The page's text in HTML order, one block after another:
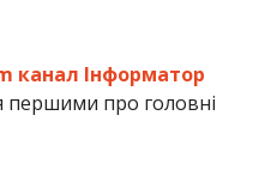
канал Інформатор
першими про головні